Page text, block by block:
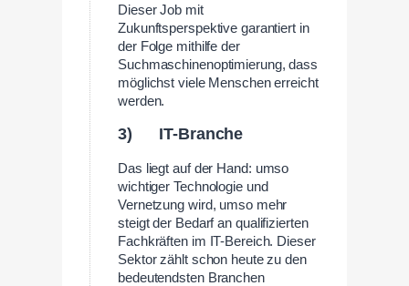
Dieser Job mit
Zukunftsperspektive garantiert in
der Folge mithilfe der
Suchmaschinenoptimierung, dass
möglichst viele Menschen erreicht
werden.
3) IT-Branche
Das liegt auf der Hand: umso
wichtiger Technologie und
Vernetzung wird, umso mehr
steigt der Bedarf an qualifizierten
Fachkräften im IT-Bereich. Dieser
Sektor zählt schon heute zu den
bedeutendsten Branchen